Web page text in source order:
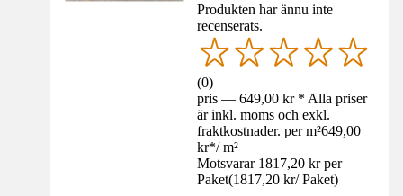
Produkten har ännu inte
recenserats.
(0)
pris — 649,00 kr * Alla priser
är inkl. moms och exkl.
fraktkostnader. per m²649,00
kr*/ m²
Motsvarar 1817,20 kr per
Paket(1817,20 kr/ Paket)